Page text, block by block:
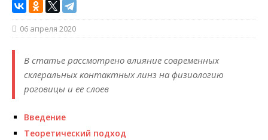
06 апреля 2020
В статье рассмотрено влияние современных
склеральных контактных линз на физиологию
роговицы и ее слоев
Введение
Теоретический подход